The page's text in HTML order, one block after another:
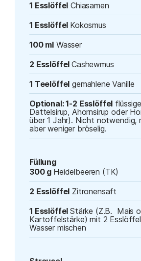
1 Esslöffel Chiasamen
1 Esslöffel Kokosmus
100 ml Wasser
2 EsslöffelCashewmus
1 Teelöffel gemahlene Vanille
Optional: 1-2 Esslöffel
Dattelsirup, Ahornsirup oder
über 1 Jahr). Nicht notwendig,
aber weniger bröselig.
Füllung
300 g Heidelbeeren (TK)
2 Esslöffel Zitronensaft
1 EsslöffelStärke (Z.B. Mais
Kartoffelstärke) mit 2
Wasser mischen